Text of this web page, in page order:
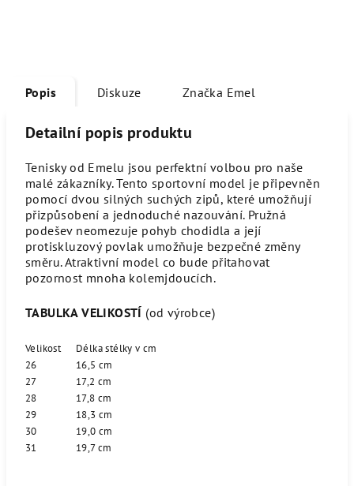
Popis Diskuze Značka Emel
Detailní popis produktu
Tenisky od Emelu jsou perfektní volbou pro naše
malé zákazníky. Tento sportovní model je připevněn
pomocí dvou silných suchých zipů, které umožňují
přizpůsobení a jednoduché nazouvání. Pružná
podešev neomezuje pohyb chodidla a její
protiskluzový povlak umožňuje bezpečné změny
směru. Atraktivní model co bude přitahovat
pozornost mnoha kolemjdoucích.
TABULKA VELIKOSTÍ (od výrobce)
Velikost
Délka stélky v cm
26
16,5 cm
27
17,2 cm
28
17,8 cm
29
18,3 cm
30
19,0 cm
31
19,7 cm